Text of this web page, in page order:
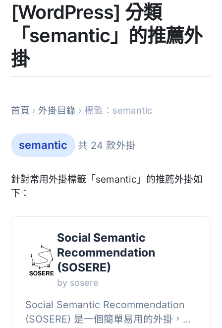
[WordPress] 分類
「semantic」的推薦外
掛
首頁 › 外掛目錄 › 標籤：semantic
semantic 共 24 款外掛
針對常用外掛標籤「semantic」的推薦外掛如
下：
Social Semantic
Recommendation
(SOSERE)
by sosere
Social Semantic Recommendation
(SOSERE) 是一個簡單易用的外掛，能